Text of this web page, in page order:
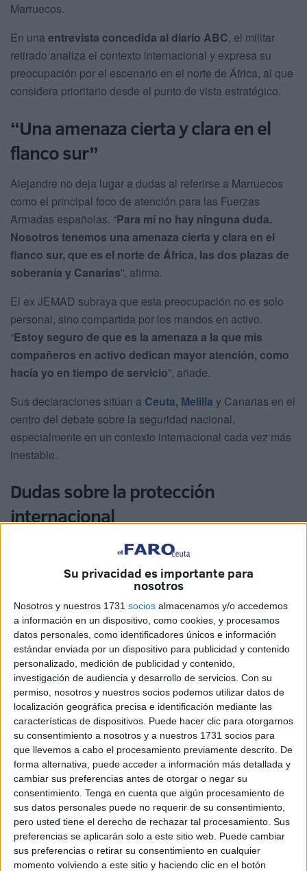
Su privacidad es importante para
nosotros
Nosotros y nuestros 1731 socios almacenamos y/o accedemos
a información en un dispositivo, como cookies, y procesamos
datos personales, como identificadores únicos e información
estándar enviada por un dispositivo para publicidad y contenido
personalizado, medición de publicidad y contenido,
investigación de audiencia y desarrollo de servicios. Con su
permiso, nosotros y nuestros socios podemos utilizar datos de
localización geográfica precisa e identificación mediante las
características de dispositivos. Puede hacer clic para otorgarnos
su consentimiento a nosotros y a nuestros 1731 socios para
que llevemos a cabo el procesamiento previamente descrito. De
forma alternativa, puede acceder a información más detallada y
cambiar sus preferencias antes de otorgar o negar su
consentimiento. Tenga en cuenta que algún procesamiento de
sus datos personales puede no requerir de su consentimiento,
pero usted tiene el derecho de rechazar tal procesamiento. Sus
preferencias se aplicarán solo a este sitio web. Puede cambiar
sus preferencias o retirar su consentimiento en cualquier
momento volviendo a este sitio y haciendo clic en el botón
Marruecos.
En una entrevista concedida al diario ABC, el militar
retirado analiza el contexto internacional y expresa su
preocupación por el escenario en el norte de África, al que
considera prioritario desde el punto de vista estratégico.
“Una amenaza cierta y clara en el
flanco sur”
Alejandre no deja lugar a dudas al referirse a Marruecos
como el principal foco de atención para las Fuerzas
Armadas españolas. “Para mí no hay ninguna duda.
Nosotros tenemos una amenaza cierta y clara en el
flanco sur, que es el norte de África, las dos plazas de
soberanía y Canarias”, afirma.
El ex JEMAD subraya que esta preocupación no es solo
personal, sino compartida por los mandos en activo.
“Estoy seguro de que es la amenaza a la que mis
compañeros en activo dedican mayor atención, como
hacía yo en tiempo de servicio”, añade.
Sus declaraciones sitúan a Ceuta, Melilla y Canarias en el
centro del debate sobre la seguridad nacional,
especialmente en un contexto internacional cada vez más
inestable.
Dudas sobre la protección
internacional
Uno de los aspectos más delicados que plantea Alejandre
conflicto que afecte a las ciudades autónomas.
En una de las preguntas se hace referencia al hipotético
caso de una agresión a Ceuta y Melilla. Frente a esta
cuestión, el ex jefe del Estado Mayor considera
complicado” que se aplique el Artículo 5 de la OTAN, que
establece la defensa colectiva en caso de ataque.
Podríamos invocarlo, pero que nos respondieran
afirmativamente yo particularmente tengo mis dudas”,
advierte.
En este sentido, lamenta que no se haya avanzado lo
suficiente en la integración de Ceuta y Melilla dentro de los
mecanismos de protección internacional. “Hemos perdido
varias oportunidades de meter a Ceuta y Melilla dentro
del Tratado de Washington”, señala.